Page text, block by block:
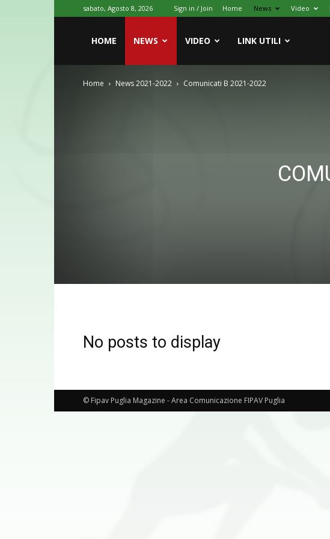
sabato, Agosto 8, 2026 Sign in / Join Home News Video
HOME NEWS VIDEO LINK UTILI
Home News 2021-2022 Comunicati B 2021-2022
No posts to display
© Fipav Puglia Magazine - Area Comunicazione FIPAV Puglia